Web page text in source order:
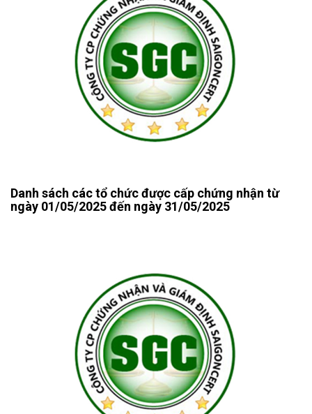
Danh sách các tổ chức được cấp chứng nhận từ
ngày 01/05/2025 đến ngày 31/05/2025